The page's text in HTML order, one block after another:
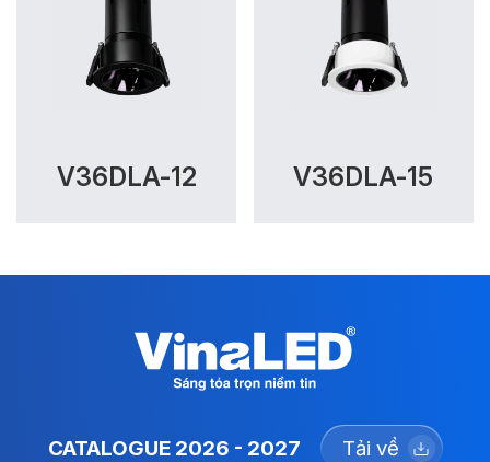
V36DLA-12 V36DLA-15
CATALOGUE 2026 - 2027 Tải về